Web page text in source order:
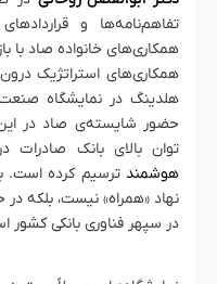
تفاهم‌نامه‌ها و
همکاری‌های خانواده صاد با
همکاری‌های استراتژیک
هلدینگ در نمایشگاه
حضور شایسته‌ی صاد در
توان بالای بانک
هوشمند ترسیم کرده است.
نهاد «همراه» نیست، بلکه
در سپهر فناوری بانکی کشور